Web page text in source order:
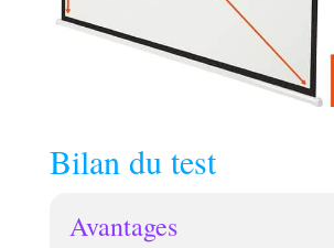
Bilan du test
Avantages